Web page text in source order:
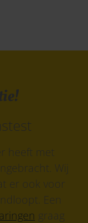
heeft met
Wij
er ook voor
Een
graag